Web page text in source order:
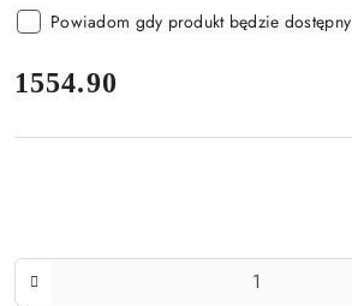
Powiadom gdy produkt będzie dostępny
cena:
1554.90